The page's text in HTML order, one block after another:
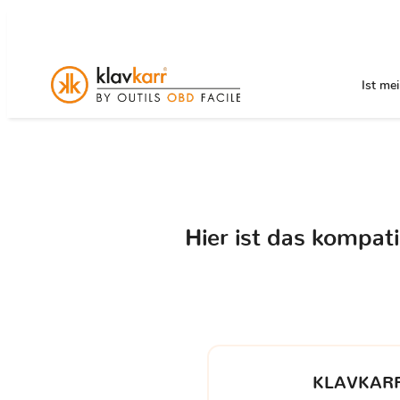
Ist
Hier ist das